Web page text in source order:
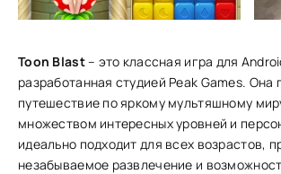
Toon Blast– это классная игра для
разработанная студией Peak Games. Она
путешествие по яркому мультяшному
множеством интересных уровней и
идеально подходит для всех возрастов,
незабываемое развлечение и